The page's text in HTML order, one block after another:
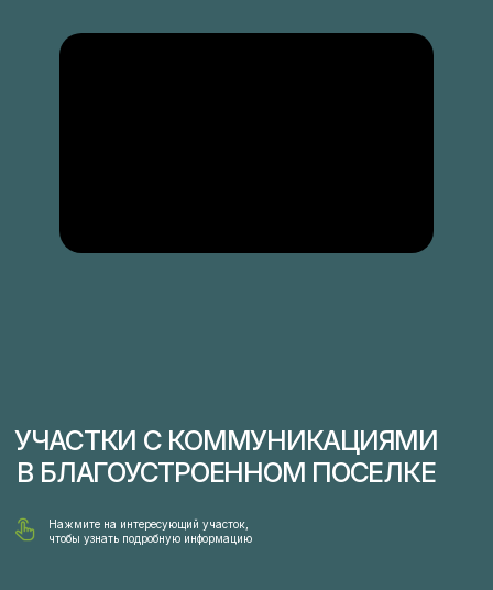
32 участка в поселке «Артек-1» от 6 до 7 соток
ТЕРРИТОРИЯ 3